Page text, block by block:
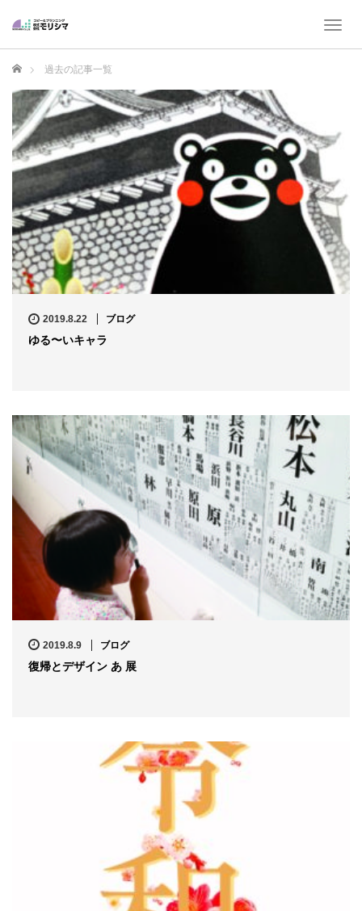
T
a
g
a
t
i
o
n
ホーム 過去の記事一覧
2019.8.22 ブログ
ゆる〜いキャラ
2019.8.9 ブログ
復帰とデザイン あ 展